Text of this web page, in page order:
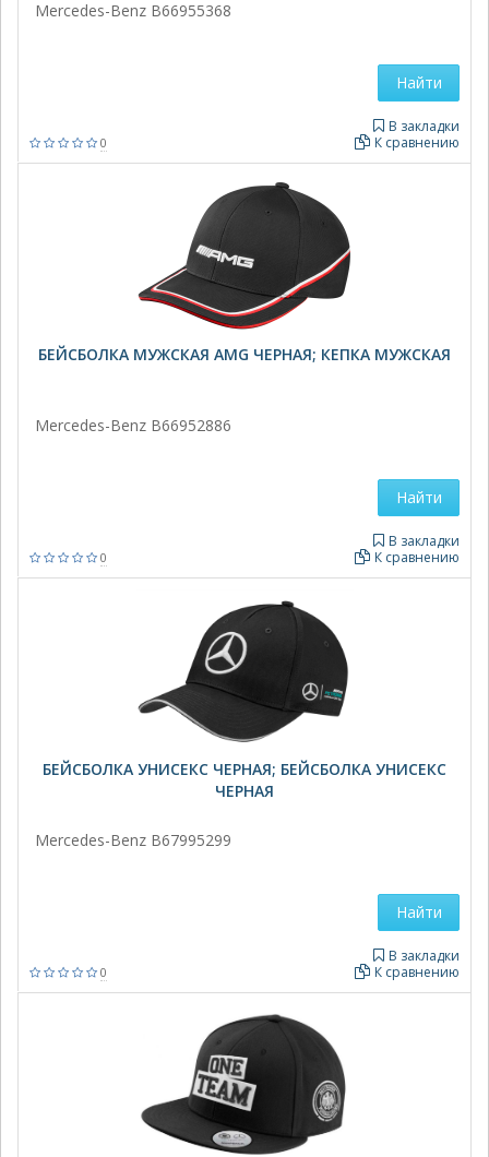
Mercedes-Benz B66955368
0
В закладки
К сравнению
Найти
БЕЙСБОЛКА МУЖСКАЯ AMG ЧЕРНАЯ; КЕПКА МУЖСКАЯ
Mercedes-Benz B66952886
0
В закладки
К сравнению
Найти
БЕЙСБОЛКА УНИСЕКС ЧЕРНАЯ; БЕЙСБОЛКА УНИСЕКС
ЧЕРНАЯ
Mercedes-Benz B67995299
0
В закладки
К сравнению
Найти